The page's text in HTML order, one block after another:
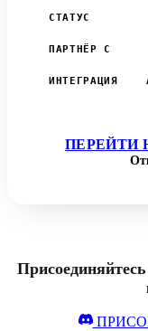
СТАТУС
ПАРТНЁР С
ИНТЕГРАЦИЯ
ПЕРЕЙТИ